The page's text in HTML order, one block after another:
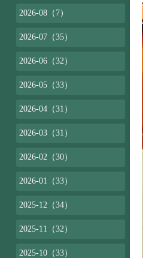
2026-08（7）
2026-07（35）
2026-06（32）
2026-05（33）
2026-04（31）
2026-03（31）
2026-02（30）
2026-01（33）
2025-12（34）
2025-11（32）
2025-10（33）